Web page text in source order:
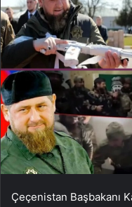
Çeçenistan Başbakanı